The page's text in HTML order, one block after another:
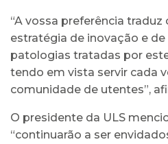
“A vossa preferência
estratégia de inovação e
patologias tratadas por
tendo em vista servir cada
comunidade de utentes”,
O presidente da ULS
“continuarão a ser